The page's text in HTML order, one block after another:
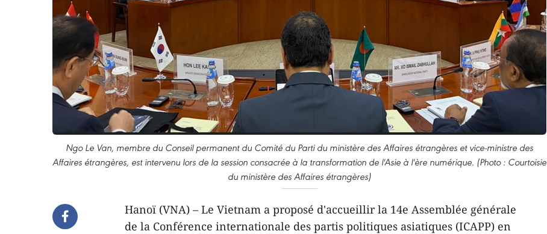
Ngo Le Van, membre du Conseil permanent du Comité du Parti du ministère des Affaires étrangères et vice-ministre des
Affaires étrangères, est intervenu lors de la session consacrée à la transformation de l'Asie à l'ère numérique. (Photo : Courtoisie
du ministère des Affaires étrangères)
Hanoï (VNA) – Le Vietnam a proposé d'accueillir la 14e Assemblée générale
de la Conférence internationale des partis politiques asiatiques (ICAPP) en